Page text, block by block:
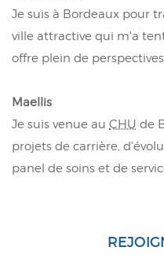
Je suis à Bordeaux pour
ville attractive qui m'a
offre plein de
Maellis
Je suis venue au CHU de
projets de carrière,
panel de soins et de